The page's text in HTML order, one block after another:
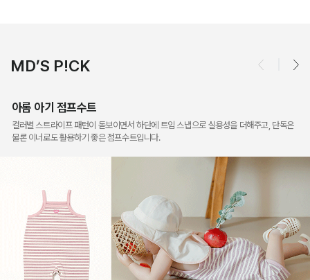
MD’S P!CK
아롬 아기 점프수트
컬러별 스트라이프 패턴이 돋보이면서 하단에 트임 스냅으로 실용성을 더해주고, 단독은
물론 이너로도 활용하기 좋은 점프수트입니다.